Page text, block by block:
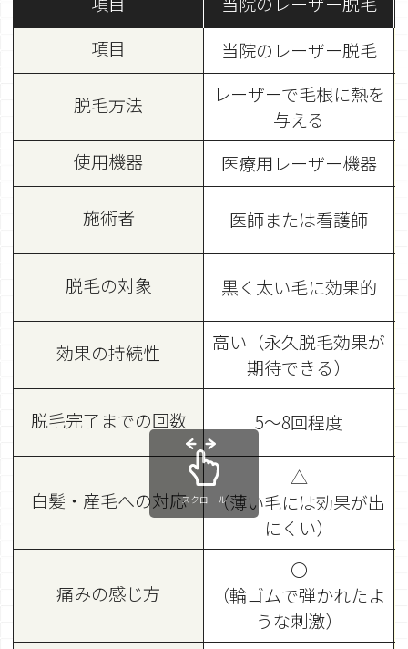
項目
当院のレーザー脱毛
脱毛方法
レーザーで毛根に熱を
与える
使用機器 医療用レーザー機器
施術者 医師または看護師
脱毛の対象 黒く太い毛に効果的
効果の持続性
高い（永久脱毛効果が
期待できる）
脱毛完了までの回数 5～8回程度
白髪・産毛への対応
△
（薄い毛には効果が出
にくい）
痛みの感じ方
〇
（輪ゴムで弾かれたよ
うな刺激）
スクロール